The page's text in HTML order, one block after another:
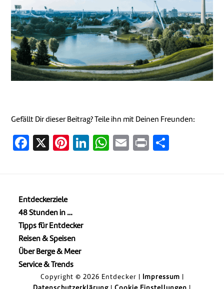
Gefällt Dir dieser Beitrag? Teile ihn mit Deinen Freunden:
Facebook
X Pinterest
LinkedIn
WhatsApp
EmailPrint
Entdeckerziele
48 Stunden in …
Tipps für Entdecker
Reisen & Speisen
Über Berge & Meer
Service & Trends
Copyright © 2026 Entdecker | Impressum